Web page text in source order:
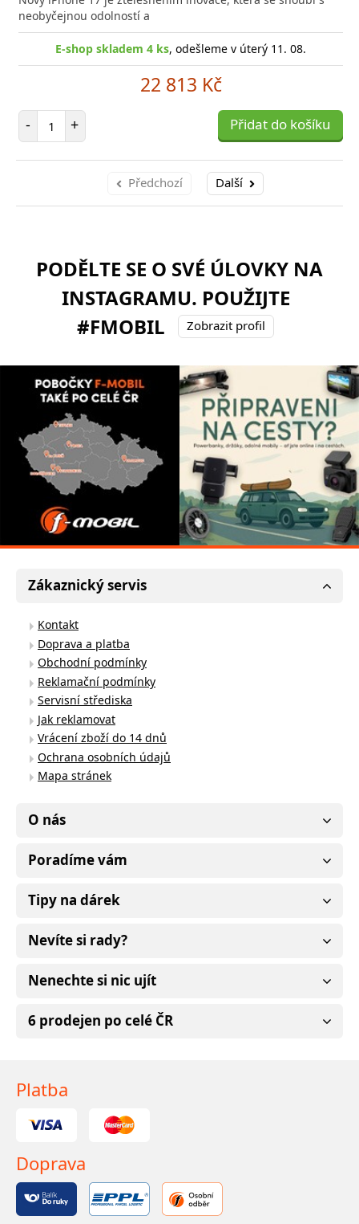
neobyčejnou odolností a
E-shop skladem 4 ks, odešleme v úterý 11. 08.
22 813 Kč
- Počet položek
+ Přidat do košíku
Předchozí Další
PODĚLTE SE O SVÉ ÚLOVKY NA
INSTAGRAMU. POUŽIJTE
#FMOBIL
Zobrazit profil
Zákaznický servis
Kontakt
Doprava a platba
Obchodní podmínky
Reklamační podmínky
Servisní střediska
Jak reklamovat
Vrácení zboží do 14 dnů
Ochrana osobních údajů
Mapa stránek
O nás
Poradíme vám
Tipy na dárek
Nevíte si rady?
Nenechte si nic ujít
6 prodejen po celé ČR
Platba
Doprava